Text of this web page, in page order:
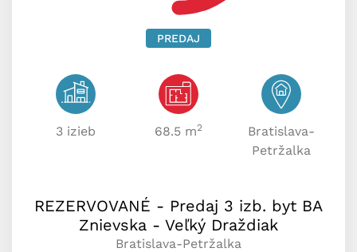
PREDAJ
3 izieb 68.5 m2
Bratislava-
Petržalka
REZERVOVANÉ - Predaj 3 izb. byt BA
Znievska - Veľký Draždiak
Bratislava-Petržalka